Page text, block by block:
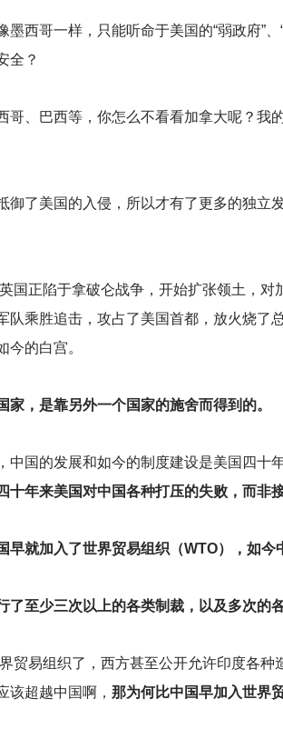
西哥一样，只能听命于美国的“弱政府”
全？
哥、巴西等，你怎么不看看加拿大呢？我
御了美国的入侵，所以才有了更多的独立
国正陷于拿破仑战争，开始扩张领土，
队乘胜追击，攻占了美国首都，放火烧了
今的白宫。
，是靠另外一个国家的施舍而得到的。
中国的发展和如今的制度建设是美国四十
年来美国对中国各种打压的失败，而非接
就加入了世界贸易组织（WTO），如今
至少三次以上的各类制裁，以及多次的
贸易组织了，西方甚至公开允许印度各
该超越中国啊， 那为何比中国早加入世界